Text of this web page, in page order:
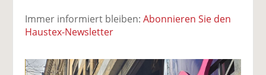
Immer informiert bleiben:Abonnieren Sie den
Haustex-Newsletter